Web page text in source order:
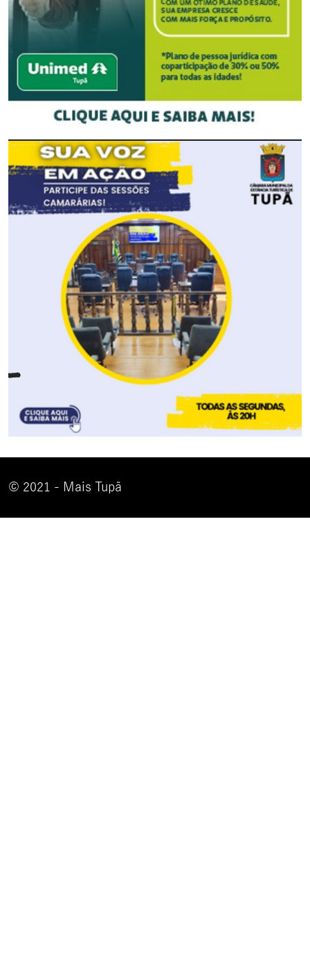
© 2021 - Mais Tupã